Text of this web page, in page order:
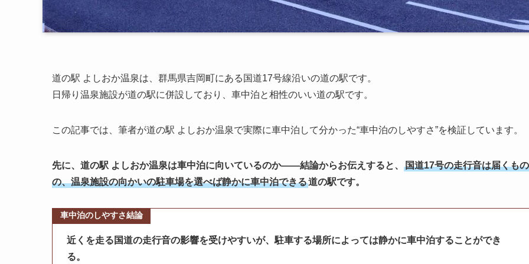
道の駅 よしおか温泉は、群馬県吉岡町にある国道17号線沿いの道の駅です。
日帰り温泉施設が道の駅に併設しており、車中泊と相性のいい道の駅です。
この記事では、筆者が道の駅 よしおか温泉で実際に車中泊して分かった“車中泊のしやすさ”を検証しています。
先に、道の駅 よしおか温泉は車中泊に向いているのか——結論からお伝えすると、
国道17号の走行音は届くもの
の、温泉施設の向かいの駐車場を選べば静かに車中泊できる道の駅です。
車中泊のしやすさ結論
近くを走る国道の走行音の影響を受けやすいが、駐車する場所によっては静かに車中泊することができ
る。